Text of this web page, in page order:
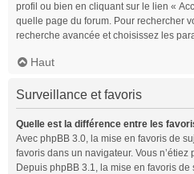
profil ou bien en cliquant sur le lien «
quelle page du forum. Pour rechercher
recherche avancée et choisissez les
Haut
Surveillance et favoris
Quelle est la différence entre les
Avec phpBB 3.0, la mise en favoris de
favoris dans un navigateur. Vous n’étiez
Depuis phpBB 3.1, la mise en favoris